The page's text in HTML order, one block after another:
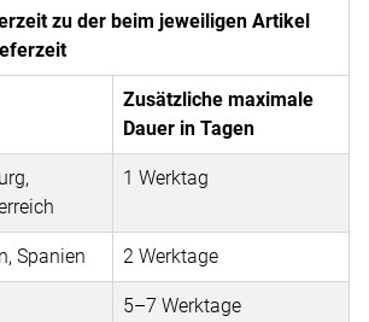
zu der beim jeweiligen Artikel
Zusätzliche maximale
Dauer in Tagen
1 Werktag
Spanien 2 Werktage
5–7 Werktage